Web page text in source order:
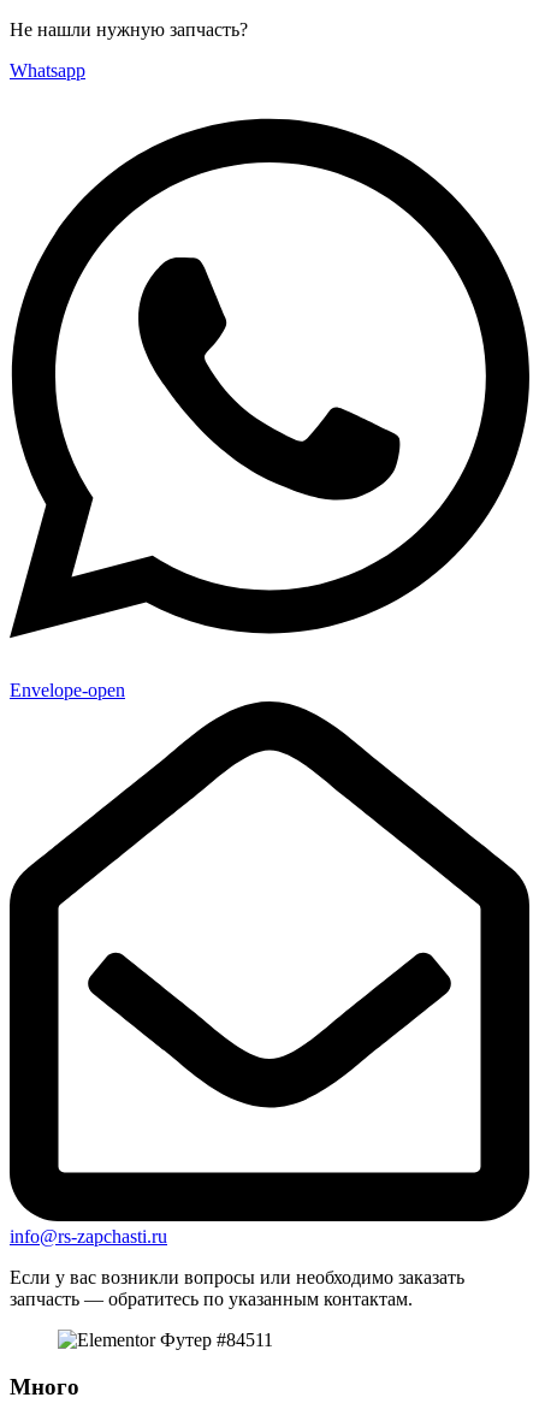
Не нашли нужную запчасть?
Whatsapp
Envelope-open
info@rs-zapchasti.ru
Если у вас возникли вопросы или необходимо заказать
запчасть — обратитесь по указанным контактам.
Много